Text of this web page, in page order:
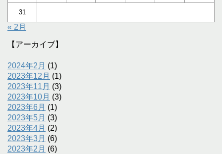
31
« 2月
【アーカイブ】
2024年2月 (1)
2023年12月 (1)
2023年11月 (3)
2023年10月 (3)
2023年6月 (1)
2023年5月 (3)
2023年4月 (2)
2023年3月 (6)
2023年2月 (6)